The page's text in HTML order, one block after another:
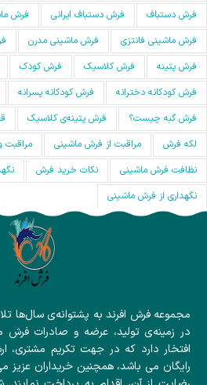
فرش دستباف
فرش دستباف ایرانی فرش
فرش ماشینی فانتزی
فرش ماشینی مدرن
فرش پتینه
فرش کلاسیک فرش کودک
فرش کودکانه دخترانه
فرش کودکانه پسرانه
فرش گبه چیست؟
فرش‌ پتینه‌ی کلاسیک
لکه فرش
مراقبت از فرش ماشینی
مراقبت
نظافت فرش ماشینی
نکات خرید فرش
نگهداری از فرش ماشینی
در زمینه‌ی تولید، عرضه و صادرات فرش
افتخار دارد که در جهت تکریم مشتری،
رایگان می باشد، همچنین خریداران عزیز